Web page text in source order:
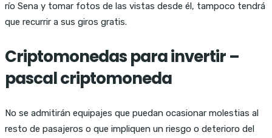
río Sena y tomar fotos de las vistas desde él, tampoco tendrá
que recurrir a sus giros gratis.
Criptomonedas para invertir –
pascal criptomoneda
No se admitirán equipajes que puedan ocasionar molestias al
resto de pasajeros o que impliquen un riesgo o deterioro del